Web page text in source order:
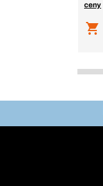
ceny